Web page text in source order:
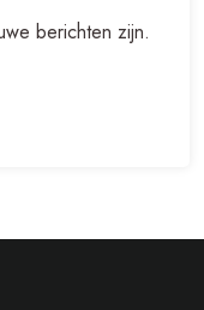
berichten zijn.